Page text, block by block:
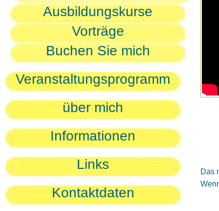
Ausbildungskurse
Vorträge
Buchen Sie mich
Veranstaltungsprogramm
über mich
Informationen
Links
Kontaktdaten
Das